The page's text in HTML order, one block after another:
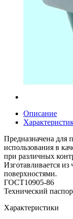
Описание
Предназначена для
использования в
при различных
Изготавливается
поверхностями.
ГОСТ10905-86
Технический
Характеристики